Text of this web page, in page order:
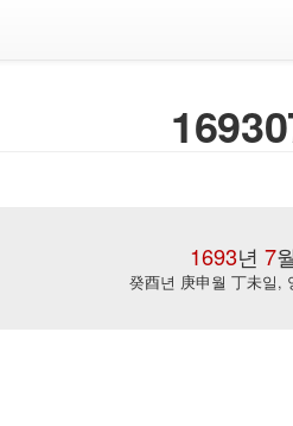
1693년 7
癸酉년 庚申월 丁未일,